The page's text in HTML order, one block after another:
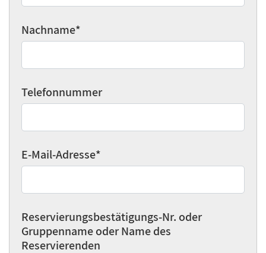
Nachname*
Telefonnummer
E-Mail-Adresse*
Reservierungsbestätigungs-Nr. oder
Gruppenname oder Name des
Reservierenden